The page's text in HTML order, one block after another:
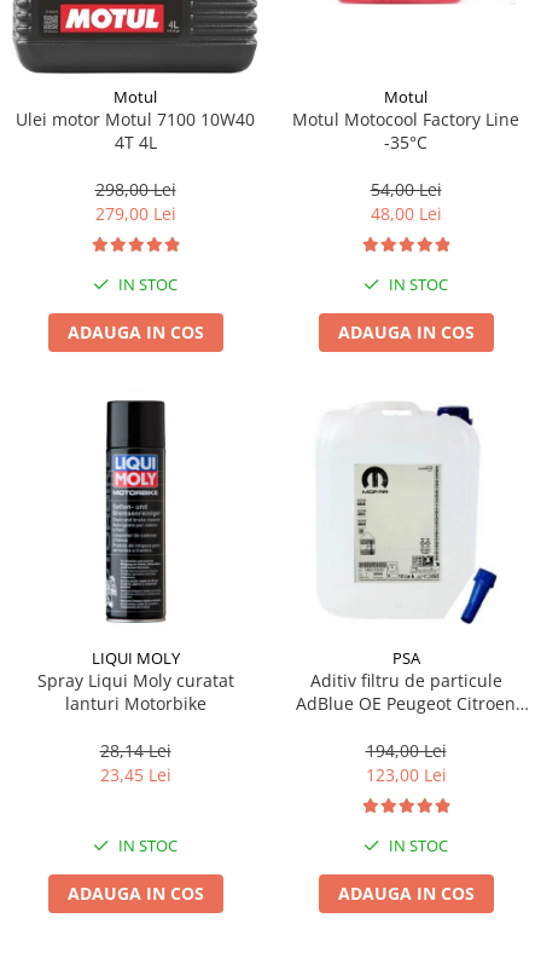
Motul
Ulei motor Motul 7100 10W40
4T 4L
298,00 Lei
279,00 Lei
IN STOC
ADAUGA IN COS
Motul
Motul Motocool Factory Line
-35°C
54,00 Lei
48,00 Lei
IN STOC
ADAUGA IN COS
LIQUI MOLY
Spray Liqui Moly curatat
lanturi Motorbike
28,14 Lei
23,45 Lei
IN STOC
ADAUGA IN COS
PSA
Aditiv filtru de particule
AdBlue OE Peugeot Citroen
194,00 Lei
123,00 Lei
IN STOC
ADAUGA IN COS